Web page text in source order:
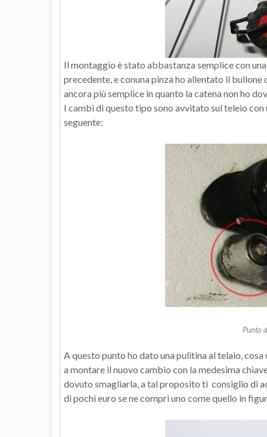
Il montaggio è stato abbastanza semplice con
precedente, e conuna pinza ho allentato il
ancora più semplice in quanto la catena non ho
I cambi di questo tipo sono avvitato sul teleio con
seguente:
Punto
A questo punto ho dato una pulitina al telaio,
a montare il nuovo cambio con la medesima
dovuto smagliarla, a tal proposito ti consiglio di
di pochi euro se ne compri uno come quello in